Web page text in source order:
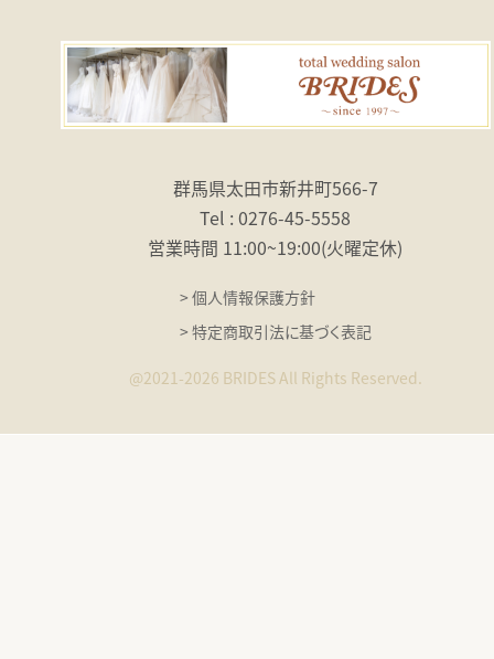
群馬県太田市新井町566-7
Tel : 0276-45-5558
営業時間 11:00〜19:00（火曜定休）
> 個人情報保護方針
> 特定商取引法に基づく表記
@2021-2026 BRIDES All Rights Reserved.